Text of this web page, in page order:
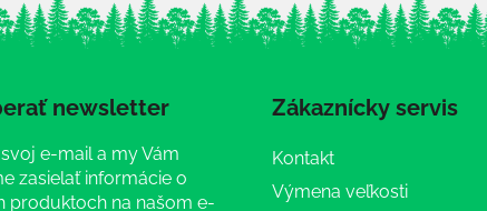
newsletter
e-mail a my Vám
zasielať informácie o
produktoch na našom e-
Zákaznícky servis
Kontakt
Výmena veľkosti